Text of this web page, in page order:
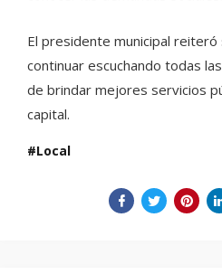
El presidente municipal reiteró
continuar escuchando todas
de brindar mejores servicios
capital.
Local